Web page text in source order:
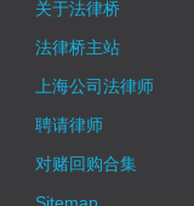
关于法律桥
法律桥主站
上海公司法律师
聘请律师
对赌回购合集